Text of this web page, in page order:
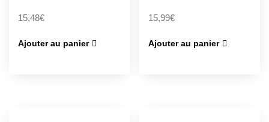
15,48€
Ajouter au panier
15,99€
Ajouter au panier